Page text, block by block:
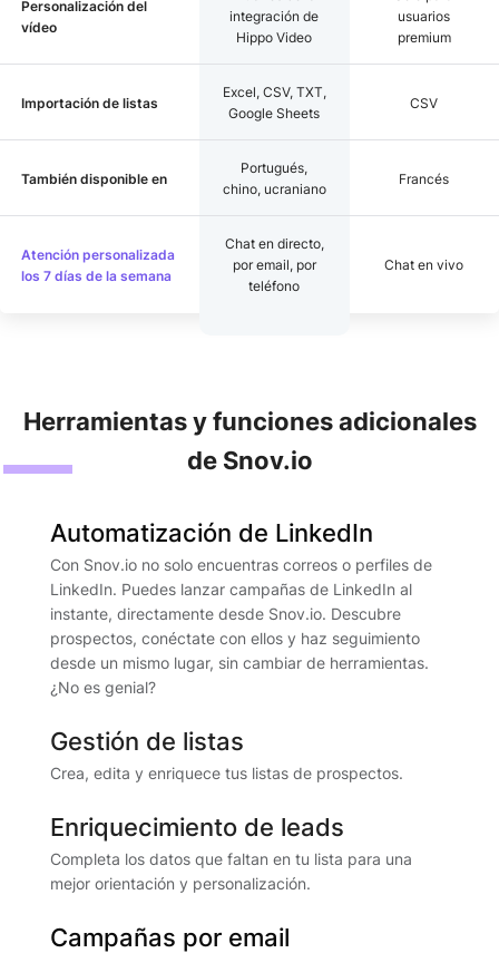
Personalización del
vídeo
integración de
Hippo Video
usuarios
premium
Importación de listas
Excel, CSV, TXT,
Google Sheets
CSV
También disponible en
Portugués,
chino, ucraniano
Francés
Atención personalizada
los 7 días de la semana
Chat en directo,
por email, por
teléfono
Chat en vivo
Herramientas y funciones adicionales
de Snov.io
Automatización de LinkedIn
Con Snov.io no solo encuentras correos o perfiles de
LinkedIn. Puedes lanzar campañas de LinkedIn al
instante, directamente desde Snov.io. Descubre
prospectos, conéctate con ellos y haz seguimiento
desde un mismo lugar, sin cambiar de herramientas.
¿No es genial?
Gestión de listas
Crea, edita y enriquece tus listas de prospectos.
Enriquecimiento de leads
Completa los datos que faltan en tu lista para una
mejor orientación y personalización.
Campañas por email